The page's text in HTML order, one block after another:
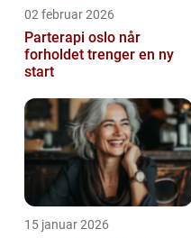
02 februar 2026
Parterapi oslo når
forholdet trenger en ny
start
15 januar 2026